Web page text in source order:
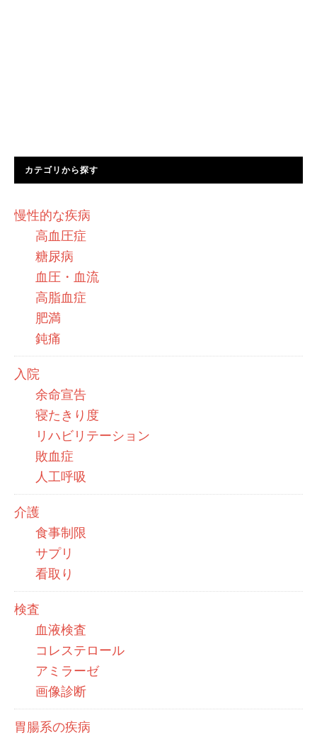
カテゴリから探す
慢性的な疾病
高血圧症
糖尿病
血圧・血流
高脂血症
肥満
鈍痛
入院
余命宣告
寝たきり度
リハビリテーション
敗血症
人工呼吸
介護
食事制限
サプリ
看取り
検査
血液検査
コレステロール
アミラーゼ
画像診断
胃腸系の疾病